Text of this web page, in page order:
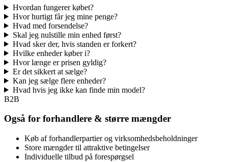
Hvordan fungerer købet?
Hvor hurtigt får jeg mine penge?
Hvad med forsendelse?
Skal jeg nulstille min enhed først?
Hvad sker der, hvis standen er forkert?
Hvilke enheder køber i?
Hvor længe er prisen gyldig?
Er det sikkert at sælge?
Kan jeg sælge flere enheder?
Hvad hvis jeg ikke kan finde min model?
B2B
Også for forhandlere & større mængder
Køb af forhandlerpartier og virksomhedsbeholdninger
Store mængder til attraktive betingelser
Individuelle tilbud på forespørgsel